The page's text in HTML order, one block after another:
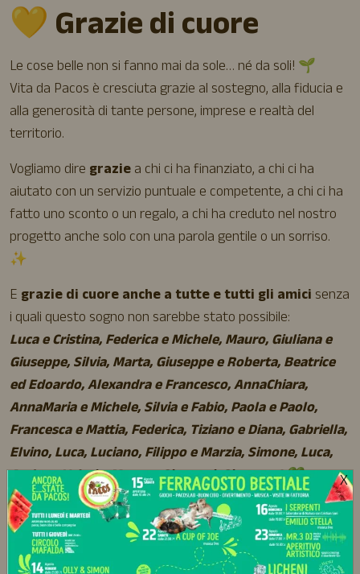
💛Grazie di cuore
Le cose belle non si fanno mai da sole… né da soli! 🌱
Vita da Pacos è cresciuta grazie al sostegno, alla fiducia e
alla generosità di tante persone, imprese e realtà del
territorio.
Vogliamo dire graziea chi ci ha finanziato, a chi ci ha
aiutato con un servizio puntuale e competente, a chi ci ha
fatto uno sconto o un regalo, a chi ha creduto nel nostro
progetto anche solo con una parola gentile o un sorriso.
✨
E grazie di cuore anche a tutte e tutti gli amici senza
i quali questo sogno non sarebbe stato possibile:
Luca e Cristina, Federica e Michele, Mauro, Giuliana e
Giuseppe, Silvia, Marta, Giuseppe e Roberta, Beatrice
ed Edoardo, Alexandra e Francesco, AnnaChiara,
AnnaMaria e Michele, Silvia e Fabio, Paola e Paolo,
Francesca e Mattia, Federica, Tiziano e Diana, Gabriella,
Elvino, Luca, Luciano, Filippo e Marzia, Simone, Luca,
Andrea, Valeria, Matteo, Giovanni, Giuseppe! 💚
Perché solo insieme si può.
E noi non vediamo l’ora di continuare a camminare,
crescere e sognare… insieme.
X